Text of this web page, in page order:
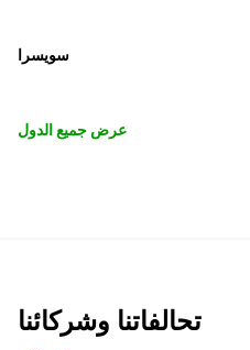
سويسرا
عرض جميع الدول
تحالفاتنا وشركائنا